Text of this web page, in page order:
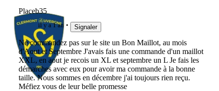
Placeb35
il y a 1 an Signaler
Ne commandez pas sur le site un Bon Maillot, au mois
d'Aout et Septembre J'avais fais une commande d'un maillot
XXL, en aout je recois un XL et septembre un L Je fais les
démarches avec eux pour avoir ma commande à la bonne
taille. Nous sommes en décembre j'ai toujours rien reçu.
Méfiez vous de leur belle promesse